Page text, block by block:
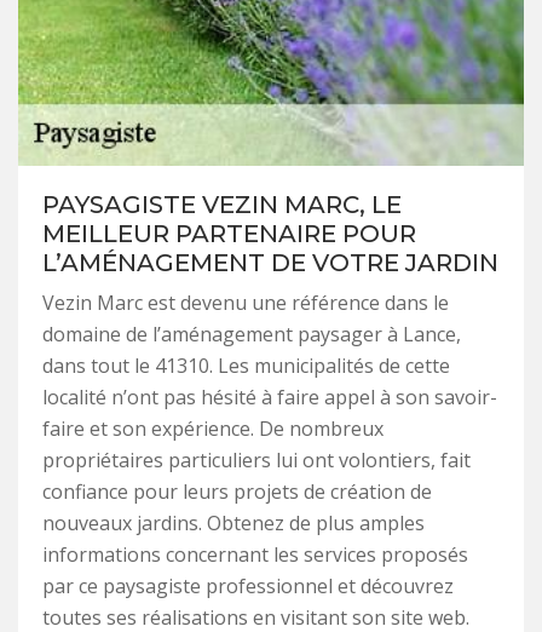
PAYSAGISTE VEZIN MARC, LE
MEILLEUR PARTENAIRE POUR
L’AMÉNAGEMENT DE VOTRE JARDIN
Vezin Marc est devenu une référence dans le
domaine de l’aménagement paysager à Lance,
dans tout le 41310. Les municipalités de cette
localité n’ont pas hésité à faire appel à son savoir-
faire et son expérience. De nombreux
propriétaires particuliers lui ont volontiers, fait
confiance pour leurs projets de création de
nouveaux jardins. Obtenez de plus amples
informations concernant les services proposés
par ce paysagiste professionnel et découvrez
toutes ses réalisations en visitant son site web.